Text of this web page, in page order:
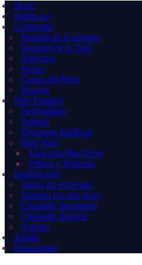
Inicio
Quién soy
Contenido
Parashá de la semana
Parashot de la Torá
Artículos
Frases
Cartas del Rebe
Recetas
Sólo Español
Festividades
Talmud
Discursos Jasídicos
Bnei Noaj
Torá para Bnei Noaj
Videos y Podcasts
English only
Tanya for everyone
Judaism for non Jews
Chassidic discourses
Chassidic thought
Articles
Tienda
Donaciones